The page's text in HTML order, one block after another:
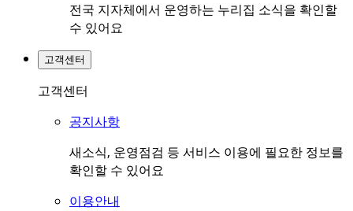
전국 지자체에서 운영하는 누리집 소식을 확인할
수 있어요
고객센터
고객센터
공지사항
새소식, 운영점검 등 서비스 이용에 필요한 정보를
확인할 수 있어요
이용안내